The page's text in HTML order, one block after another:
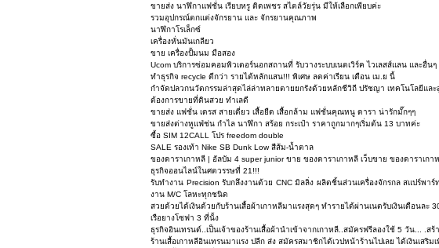
ขายส่ง นาฬิกาแฟชั่น เรียบหรู ติดเพชร สไตล์วัยรุ่น มีให้เลือกเพียบค่ะ
รวมอุปกรณ์ตกแต่งจักรยาน และ จักรยานคุณภาพ
นาฬิกาโรเล็กซ์
เครื่องหั่นมันเกลียว
ขาย เครื่องปั้มนม มือสอง
Ucom บริการซ่อมคอมพิวเตอร์นอกสถานที่ รับวางระบบเนตเวิร์ค ไวเลสส์แลน และอื่นๆ
ทำธุรกิจ recycle ดีกว่า รายได้หลักแสน!!! พิเศษ ลดค่าเรียน เดือน เม.ย นี้
กำจัดปลวกนวัตกรรมล่าสุดไล่ล่าทลายตายยกรังด้วยหลักชีวิถี ปรัชญา เทคโนโลยีและ
ต้องการขายที่ดินสวย ทำเลดี
ขายส่ง แฟชั่น เดรส สายเดี่ยว เสื้อยืด เสื้อกล้าม แฟชั่นคุณหนู ดารา น่ารักมั๊กๆๆ
ขายส่งต่างหูแฟ่ช่น กำไล นาฬิกา สร้อย กระเป๋า ราคาถูกมากๆเริ่มต้น 13 บาทค่ะ
ซื้อ SIM 12CALL โปร freedom double
SALE รองเท้า Nike SB Dunk Low สีส้ม-น้ำตาล
ของดาราเกาหลี | อัลบัม 4 super junior ขาย ของดาราเกาหลี เว็บขาย ของดาราเก
ธุรกิจออนไลน์ในศตวรรษที่ 21!!!
รับทำงาน Precision รับกลึงงานด้วย CNC มิลลิ่ง ผลิตชิ้นส่วนเครื่องจักรกล สแปร์พ
งาน M/C โลหะทุกชนิด
สวยด้วยได้เงินด้วยกับร้านเสื้อผ้าเกาหลีมาแรงสุดๆ ทำรายได้ผ่านเนตรับเงินเดือนละ
เรือยางโซฟา 3 ที่นั้ง
ธุรกิจอินเทรนด์..เป็นเจ้าของร้านเสื้อผ้านำเข้าจากเกาหลี..สมัครฟรีลองใช้ 5 วัน... .ส
ร้านเสื้อเกาหลีอินเทรนมาแรง ปลีก ส่ง สมัครสมาชิกได้เวปหน้าร้านไปเลย ได้เงินเสริม